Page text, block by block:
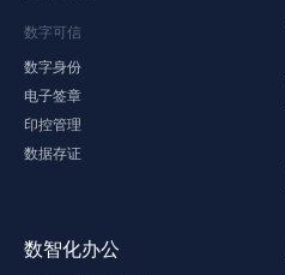
数字可信
数字身份
电子签章
印控管理
数据存证
数智化办公